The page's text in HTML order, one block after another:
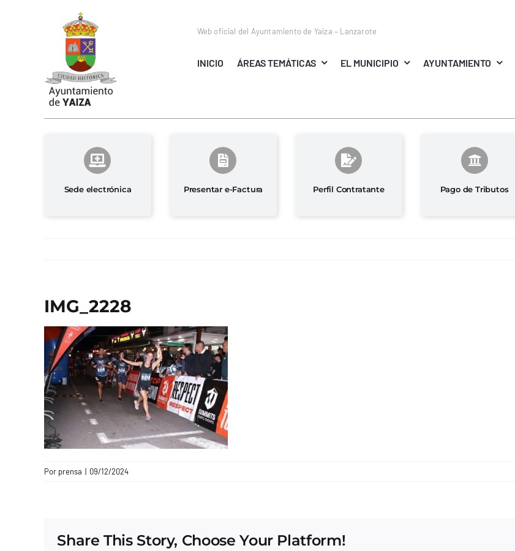
Web oficial del Ayuntamiento de Yaiza – Lanzarote
INICIO ÁREAS TEMÁTICAS EL MUNICIPIO AYUNTAMIENTO
Sede electrónica Presentar e-Factura Perfil Contratante Pago de Tributos
IMG_2228
Por prensa | 09/12/2024
Share This Story, Choose Your Platform!